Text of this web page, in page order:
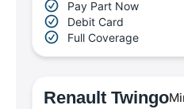
Pay Part Now
Debit Card
Full Coverage
Renault Twingo